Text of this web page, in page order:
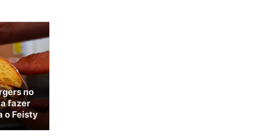
no
fazer
o Feisty